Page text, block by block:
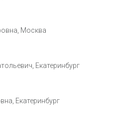
Москва
Екатеринбург
Екатеринбург